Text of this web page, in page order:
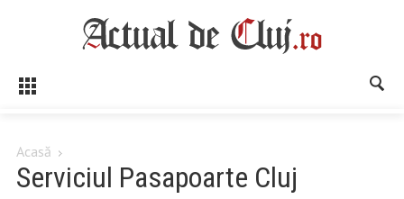
Acasă
Serviciul Pasapoarte Cluj